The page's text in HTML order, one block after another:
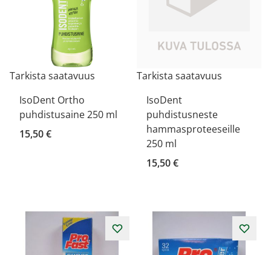
Tarkista saatavuus
IsoDent Ortho
puhdistusaine 250 ml
15,50 €
Tarkista saatavuus
IsoDent
puhdistusneste
hammasproteeseille
250 ml
15,50 €